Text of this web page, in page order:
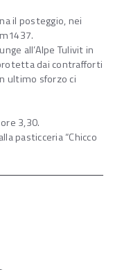
il posteggio, nei
all’Alpe Tulivit in
dai contrafforti
ultimo sforzo ci
3,30.
pasticceria “Chicco